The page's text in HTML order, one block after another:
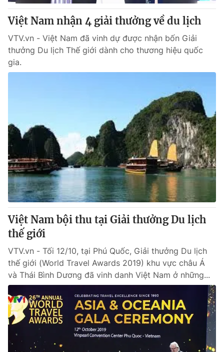
Việt Nam nhận 4 giải thưởng về du lịch
VTV.vn - Việt Nam đã vinh dự được nhận bốn Giải
thưởng Du lịch Thế giới dành cho thương hiệu quốc
gia.
Việt Nam bội thu tại Giải thưởng Du lịch
thế giới
VTV.vn - Tối 12/10, tại Phú Quốc, Giải thưởng Du lịch
thế giới (World Travel Awards 2019) khu vực châu Á
và Thái Bình Dương đã vinh danh Việt Nam ở những...